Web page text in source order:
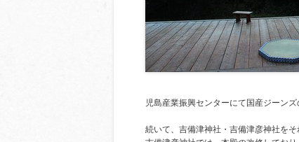
児島産業振興センターにて国産ジーン
続いて、吉備津神社・吉備津彦神社をそ